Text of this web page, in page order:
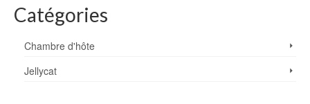
Catégories
Chambre d'hôte
Jellycat